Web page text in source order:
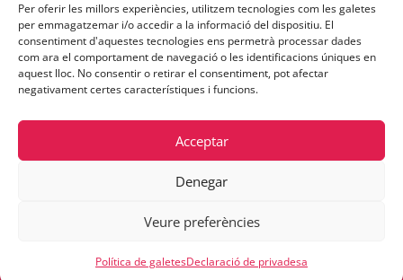
Per oferir les millors experiències, utilitzem tecnologies com les galetes
per emmagatzemar i/o accedir a la informació del dispositiu. El
consentiment d'aquestes tecnologies ens permetrà processar dades
com ara el comportament de navegació o les identificacions úniques en
aquest lloc. No consentir o retirar el consentiment, pot afectar
negativament certes característiques i funcions.
Acceptar
Denegar
Veure preferències
Política de galetesDeclaració de privadesa
Consulta els programes
finançats per la Unió Europea